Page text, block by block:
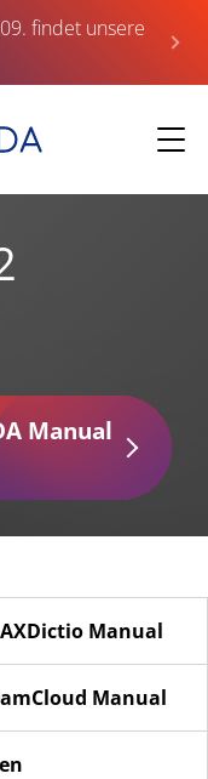
findet unsere
Manual
Manual
Manual